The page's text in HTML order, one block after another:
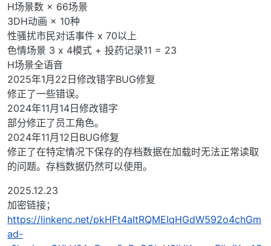
H场景数 × 66场景
3DH动画 × 10种
性骚扰市民对话事件 x 70以上
色情场景 3 x 4模式 + 投药记录11 = 23
H场景全语音
2025年1月22日修改错字BUG修复
修正了一些错误。
2024年11月14日修改错字
部分修正了员工角色。
2024年11月12日BUG修复
修正了在特定情况下保存的存档数据在加载时无法正常读取
的问题。存档数据仍然可以使用。
2025.12.23
加密链接；
https://linkenc.net/pkHFt4aItRQMEIqHGdW592o4chGm
ad-